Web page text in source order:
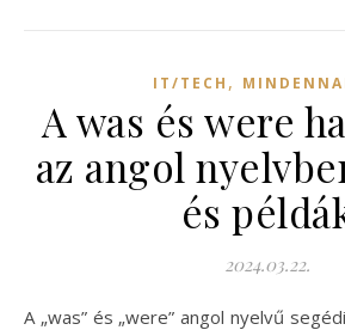
IT/TECH ,
A was és were
az angol
és
2024.03.22.
A „was” és „were” angol nyelvű segédigék, amelyek a múlt